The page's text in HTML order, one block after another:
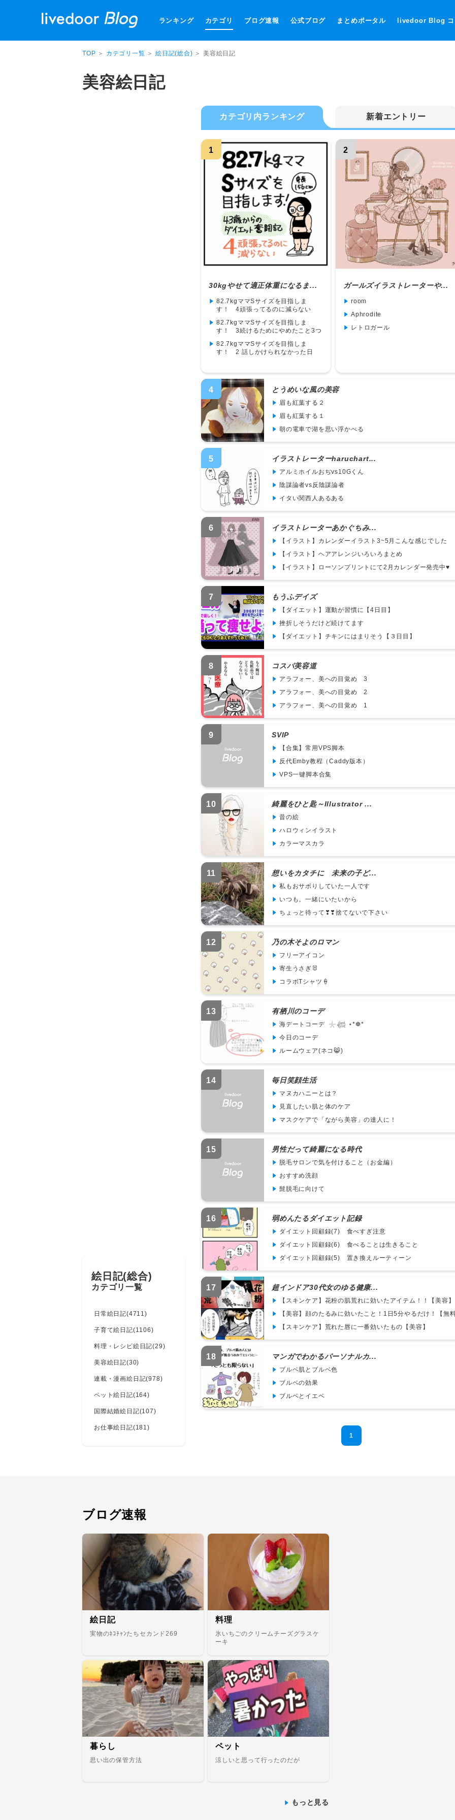
ランキング カテゴリ ブログ速報 公式ブログ まとめポータル livedoor Blog コ
TOP ＞ カテゴリ一覧 ＞絵日記(総合) ＞ 美容絵日記
美容絵日記
絵日記(総合)
カテゴリ一覧
日常絵日記(4711)
子育て絵日記(1106)
料理・レシピ絵日記(29)
美容絵日記(30)
連載・漫画絵日記(978)
ペット絵日記(164)
国際結婚絵日記(107)
お仕事絵日記(181)
カテゴリ内ランキング 新着エントリー
1
30kgやせて適正体重になるま...
82.7kgママSサイズを目指しま
す！ 4頑張ってるのに減らない
82.7kgママSサイズを目指しま
す！ 3続けるためにやめたこと3つ
82.7kgママSサイズを目指しま
す！ 2 話しかけられなかった日
2
ガールズイラストレーターや...
room
Aphrodite
レトロガール
4 とうめいな風の美容
眉も紅葉する２
眉も紅葉する１
朝の電車で湖を思い浮かべる
5 イラストレーターharuchart...
アルミホイルおぢvs10Gくん
陰謀論者vs反陰謀論者
イタい関西人あるある
6 イラストレーターあかぐちみ...
【イラスト】カレンダーイラスト3~5月こんな感じでした
【イラスト】ヘアアレンジいろいろまとめ
【イラスト】ローソンプリントにて2月カレンダー発売中♥
7 もうふデイズ
【ダイエット】運動が習慣に【4日目】
挫折しそうだけど続けてます
【ダイエット】チキンにはまりそう【３日目】
8 コスパ美容道
アラフォー、美への目覚め 3
アラフォー、美への目覚め 2
アラフォー、美への目覚め 1
9 SVIP
【合集】常用VPS脚本
反代Emby教程（Caddy版本）
VPS一键脚本合集
10 綺麗をひと匙～Illustrator ...
昔の絵
ハロウィンイラスト
カラーマスカラ
11 想いをカタチに 未来の子ど...
私もおサボりしていた一人です
いつも。一緒にいたいから
ちょっと待って❣❣捨てないで下さい
12 乃の木そよのロマン
フリーアイコン
寄生うさぎ🐰
コラボTシャツ🍦
13 有栖川のコーデ
海デートコーデ 𓇼𓆉 ⋆*❁*
今日のコーデ
ルームウェア(ネコ😸)
14 毎日笑顔生活
マヌカハニーとは？
見直したい肌と体のケア
マスクケアで「ながら美容」の達人に！
15 男性だって綺麗になる時代
脱毛サロンで気を付けること（お金編）
おすすめ洗顔
髭脱毛に向けて
16 弱めんたるダイエット記録
ダイエット回顧録(7) 食べすぎ注意
ダイエット回顧録(6) 食べることは生きること
ダイエット回顧録(5) 置き換えルーティーン
17 超インドア30代女のゆる健康...
【スキンケア】花粉の肌荒れに効いたアイテム！！【美容】
【美容】顔のたるみに効いたこと！1日5分やるだけ！【無
【スキンケア】荒れた唇に一番効いたもの【美容】
18 マンガでわかるパーソナルカ...
ブルベ肌とブルベ色
ブルベの効果
ブルベとイエベ
1
ブログ速報
絵日記
実物のﾈｺﾁｬﾝたちセカンド269
料理
氷いちごのクリームチーズグラスケ
ーキ
暮らし
思い出の保管方法
ペット
涼しいと思って行ったのだが
もっと見る